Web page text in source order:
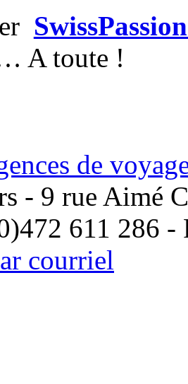
A toute !
de
- 9 rue Aimé
611 286
courriel